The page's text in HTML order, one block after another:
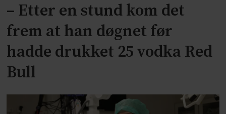
– Etter en stund kom det
frem at han døgnet før
hadde drukket 25 vodka Red
Bull